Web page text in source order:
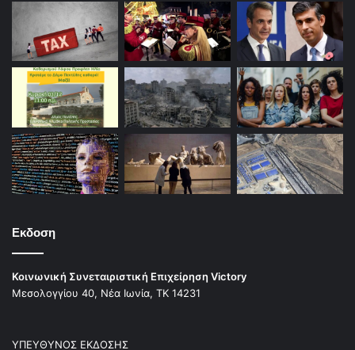
Εκδοση
Κοινωνική Συνεταιριστική Επιχείρηση Victory
Μεσολογγίου 40, Νέα Ιωνία, ΤΚ 14231
ΥΠΕΥΘΥΝΟΣ ΕΚΔΟΣΗΣ